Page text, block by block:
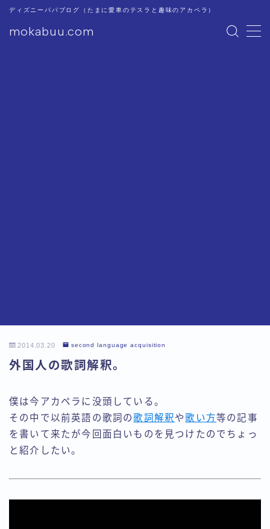
mokabuu.com
ディズニーパパブログ（たまに愛車のテスラと趣味のアカペラ）
2014.03.20 second language acquisition
外国人の歌詞解釈。
僕は今アカペラに没頭している。
その中で以前英語の歌詞の歌詞解釈や歌い方等の記事
を書いて来たが今回面白いものを見つけたのでちょっ
と紹介したい。